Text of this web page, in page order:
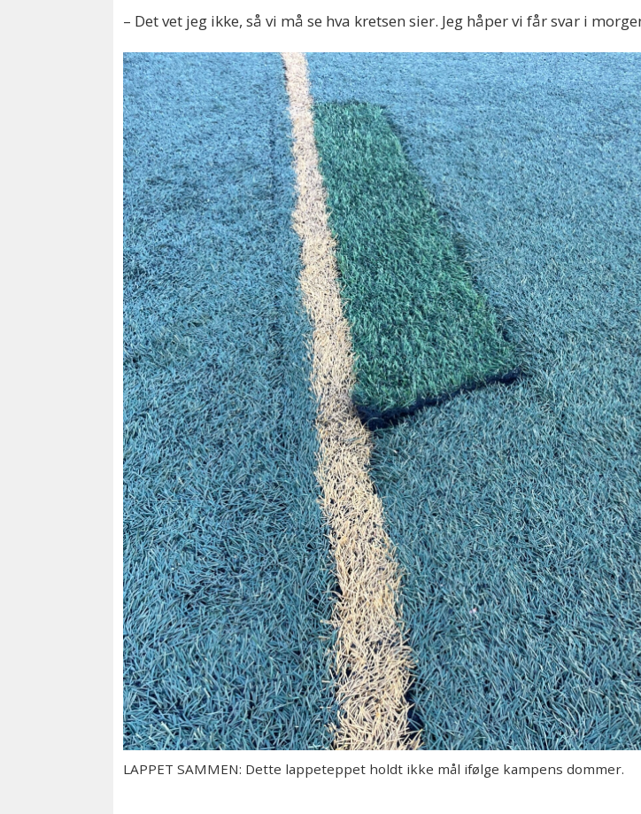
– Det vet jeg ikke, så vi må se hva kretsen sier. Jeg håper vi får svar i
LAPPET SAMMEN: Dette lappeteppet holdt ikke mål ifølge kampens dommer.